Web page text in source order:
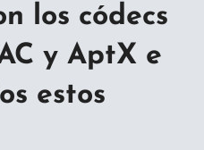
los códecs
y AptX e
estos